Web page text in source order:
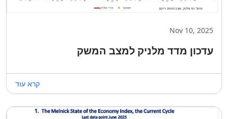
Nov 10, 2025
עדכון מדד מלניק למצב המשק
קרא עוד